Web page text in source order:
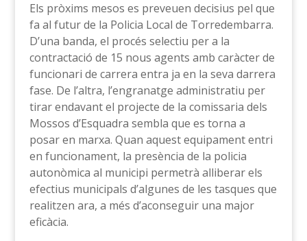
Els pròxims mesos es preveuen decisius pel que
fa al futur de la Policia Local de Torredembarra.
D’una banda, el procés selectiu per a la
contractació de 15 nous agents amb caràcter de
funcionari de carrera entra ja en la seva darrera
fase. De l’altra, l’engranatge administratiu per
tirar endavant el projecte de la comissaria dels
Mossos d’Esquadra sembla que es torna a
posar en marxa. Quan aquest equipament entri
en funcionament, la presència de la policia
autonòmica al municipi permetrà alliberar els
efectius municipals d’algunes de les tasques que
realitzen ara, a més d’aconseguir una major
eficàcia.